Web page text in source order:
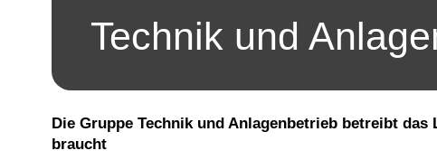
Technik und
Die Gruppe Technik und Anlagenbetrieb betreibt
braucht